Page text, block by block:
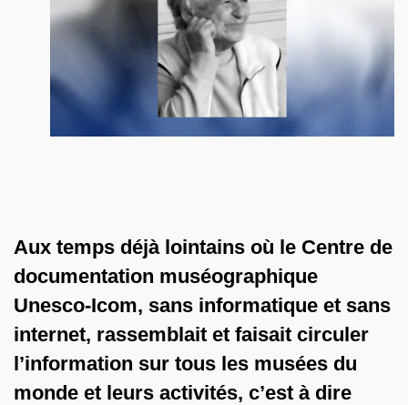
Aux temps déjà lointains où le Centre de
documentation muséographique
Unesco-Icom, sans informatique et sans
internet, rassemblait et faisait circuler
l’information sur tous les musées du
monde et leurs activités, c’est à dire